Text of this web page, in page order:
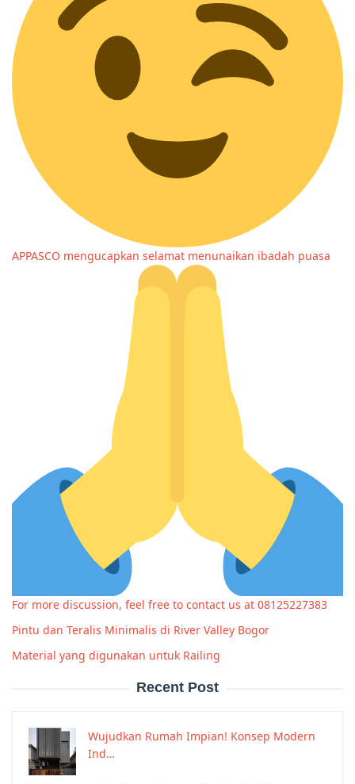
APPASCO mengucapkan selamat menunaikan ibadah puasa
For more discussion, feel free to contact us at 08125227383
Pintu dan Teralis Minimalis di River Valley Bogor
Material yang digunakan untuk Railing
Recent Post
Wujudkan Rumah Impian! Konsep Modern
Ind…